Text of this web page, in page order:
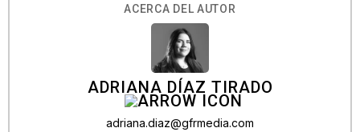
ACERCA DEL AUTOR
ADRIANA DÍAZ TIRADO
adriana.diaz@gfrmedia.com